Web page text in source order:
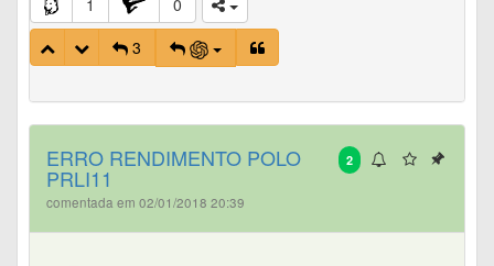
1
0
3
2
ERRO RENDIMENTO POLO
PRLI11
comentada em 02/01/2018 20:39